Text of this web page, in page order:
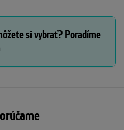
si vybrať? Poradíme